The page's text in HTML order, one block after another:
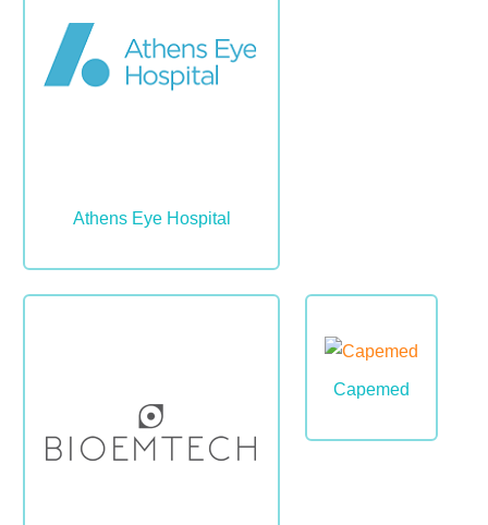
Athens Eye Hospital
Image
Capemed